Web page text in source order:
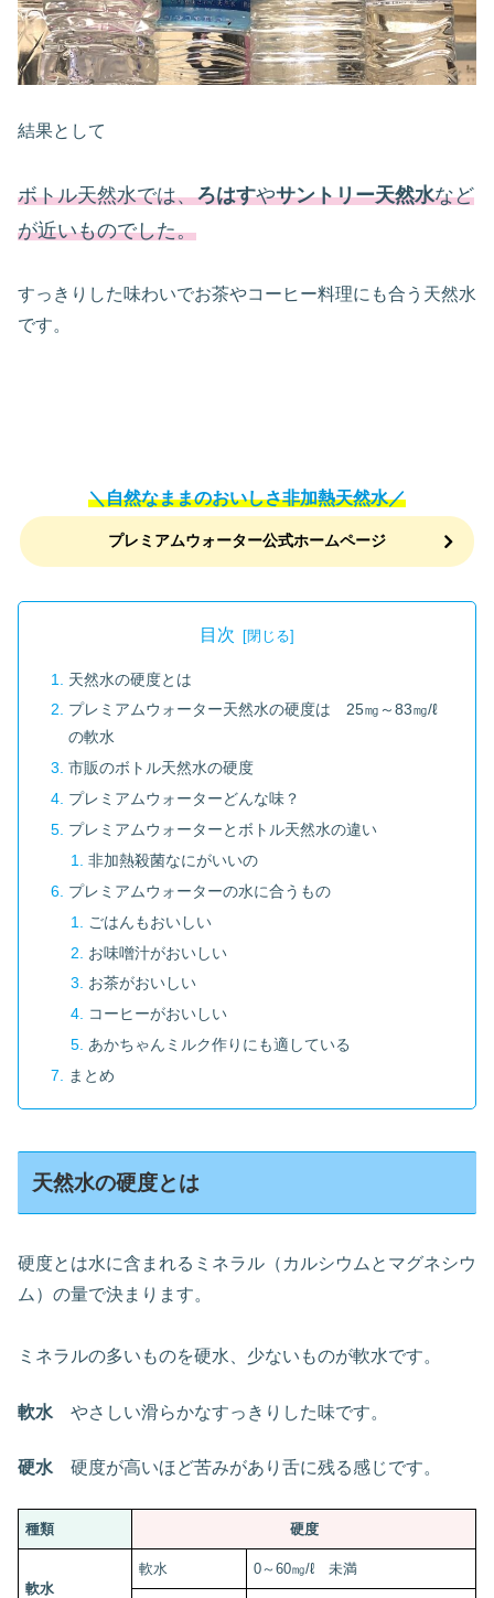
結果として
ボトル天然水では、ろはすやサントリー天然水など
が近いものでした。
すっきりした味わいでお茶やコーヒー料理にも合う天然水
です。
＼自然なままのおいしさ非加熱天然水／
プレミアムウォーター公式ホームページ
目次
天然水の硬度とは
プレミアムウォーター天然水の硬度は 25㎎～83㎎/ℓ
の軟水
市販のボトル天然水の硬度
プレミアムウォーターどんな味？
プレミアムウォーターとボトル天然水の違い
非加熱殺菌なにがいいの
プレミアムウォーターの水に合うもの
ごはんもおいしい
お味噌汁がおいしい
お茶がおいしい
コーヒーがおいしい
あかちゃんミルク作りにも適している
まとめ
天然水の硬度とは
硬度とは水に含まれるミネラル（カルシウムとマグネシウ
ム）の量で決まります。
ミネラルの多いものを硬水、少ないものが軟水です。
軟水 やさしい滑らかなすっきりした味です。
硬水 硬度が高いほど苦みがあり舌に残る感じです。
種類 硬度
軟水
軟水 0～60㎎/ℓ 未満